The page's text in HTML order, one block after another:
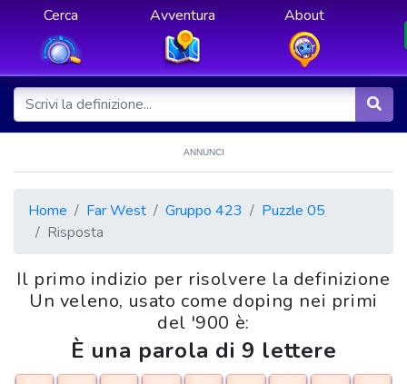
Cerca Avventura About
ANNUNCI
Home Far West Gruppo 423
Puzzle 05
Risposta
Il primo indizio per risolvere la definizione
Un veleno, usato come doping nei primi
del '900 è:
È una parola di 9 lettere